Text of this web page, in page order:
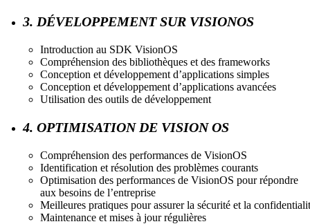
3. DÉVELOPPEMENT SUR VISIONOS
Introduction au SDK VisionOS
Compréhension des bibliothèques et des frameworks
Conception et développement d’applications simples
Conception et développement d’applications avancées
Utilisation des outils de développement
4. OPTIMISATION DE VISION OS
Compréhension des performances de VisionOS
Identification et résolution des problèmes courants
Optimisation des performances de VisionOS pour répondre
aux besoins de l’entreprise
Meilleures pratiques pour assurer la sécurité et la
Maintenance et mises à jour régulières